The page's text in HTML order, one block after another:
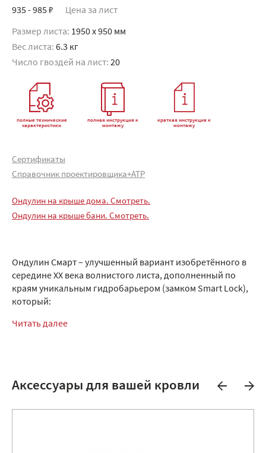
935 - 985 ₽ Цена за лист
Размер листа: 1950 x 950 мм
Вес листа: 6.3 кг
Число гвоздей на лист: 20
полные технические
характеристики
полная инструкция к
монтажу
краткая инструкция к
монтажу
Сертификаты
Справочник проектировщика+АТР
Ондулин на крыше дома. Смотреть.
Ондулин на крыше бани. Смотреть.
Ондулин Смарт – улучшенный вариант изобретённого в
середине XX века волнистого листа, дополненный по
краям уникальным гидробарьером (замком Smart Lock),
который:
Читать далее
Аксессуары для вашей кровли